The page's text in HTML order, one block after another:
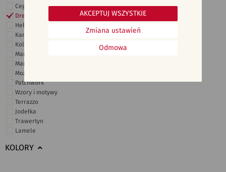
Cegiełki
Drewno
Heksagonalne
Kamień
Kolor
Marmur
Marokańskie
Mozaika
Patchwork
Wzory i motywy
Terrazzo
Jodełka
Trawertyn
Lamele
KOLORY
Odmowa
Zmiana ustawień
AKCEPTUJ WSZYSTKIE